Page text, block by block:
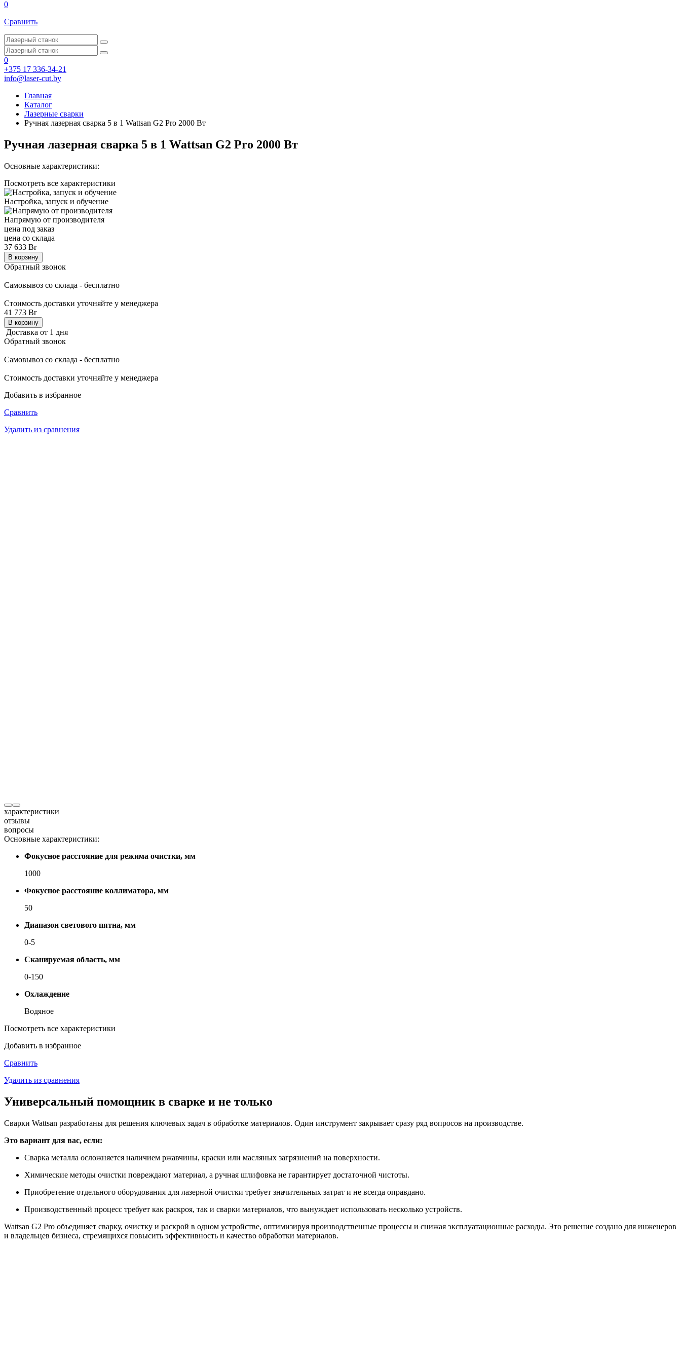
0
Сравнить
0
+375 17 336-34-21
info@laser-cut.by
Главная
Каталог
Лазерные сварки
Ручная лазерная сварка 5 в 1 Wattsan G2 Pro 2000 Вт
Ручная лазерная сварка 5 в 1 Wattsan G2 Pro 2000 Вт
Основные характеристики:
Посмотреть все характеристики
Настройка, запуск и обучение
Напрямую от производителя
цена под заказ
цена со склада
37 633 Br
В корзину
Обратный звонок
Самовывоз со склада - бесплатно
Стоимость доставки уточняйте у менеджера
41 773 Br
В корзину
Доставка от 1 дня
Обратный звонок
Самовывоз со склада - бесплатно
Стоимость доставки уточняйте у менеджера
Добавить в избранное
Сравнить
Удалить из сравнения
характеристики
отзывы
вопросы
Основные характеристики:
Фокусное расстояние для режима очистки, мм
1000
Фокусное расстояние коллиматора, мм
50
Диапазон светового пятна, мм
0-5
Сканируемая область, мм
0-150
Охлаждение
Во­дя­ное
Посмотреть все характеристики
Добавить в избранное
Сравнить
Удалить из сравнения
Универсальный помощник в сварке и не только
Сварки Wattsan разработаны для решения ключевых задач в обработке материалов. Один инструмент закрывает сразу ряд вопросов на производстве.
Это вариант для вас, если:
Сварка металла осложняется наличием ржавчины, краски или масляных загрязнений на поверхности.
Химические методы очистки повреждают материал, а ручная шлифовка не гарантирует достаточной чистоты.
Приобретение отдельного оборудования для лазерной очистки требует значительных затрат и не всегда оправдано.
Производственный процесс требует как раскроя, так и сварки материалов, что вынуждает использовать несколько устройств.
Wattsan G2 Pro объединяет сварку, очистку и раскрой в одном устройстве, оптимизируя производственные процессы и снижая эксплуатационные расходы. Это решение создано для инженеров
и владельцев бизнеса, стремящихся повысить эффективность и качество обработки материалов.